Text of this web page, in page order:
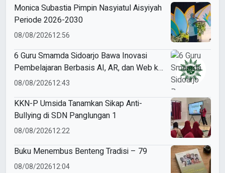
Monica Subastia Pimpin Nasyiatul Aisyiyah
Periode 2026-2030
08/08/202612:56
6 Guru Smamda Sidoarjo Bawa Inovasi
Pembelajaran Berbasis AI, AR, dan Web ke
ME Award 2026
08/08/202612:43
KKN-P Umsida Tanamkan Sikap Anti-
Bullying di SDN Panglungan 1
08/08/202612:22
Buku Menembus Benteng Tradisi – 79
08/08/202612:04